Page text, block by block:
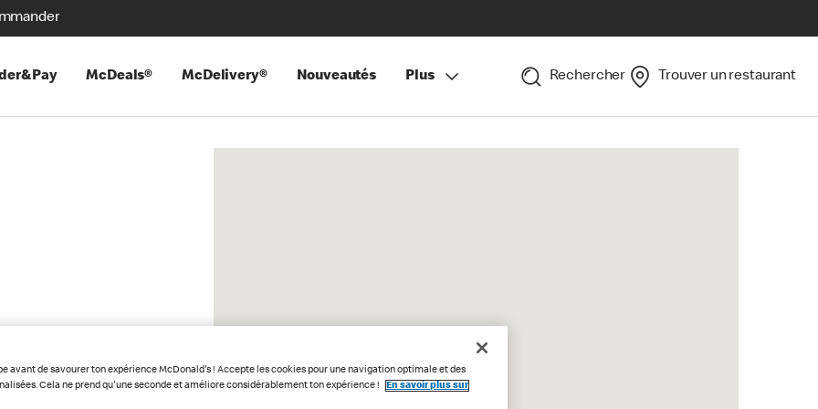
McDeals® McDelivery® Nouveautés Plus Rechercher Trouver un restaurant
avant de savourer ton expérience McDonald's ! Accepte les cookies pour une navigation optimale et des
Cela ne prend qu'une seconde et améliore considérablement ton expérience !
En savoir plus sur